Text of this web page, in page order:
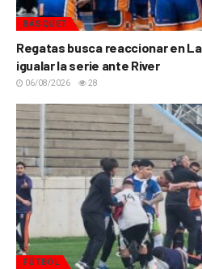
BÁSQUET
Regatas busca reaccionar en
igualar la serie ante River
06/08/2026 28
FÚTBOL